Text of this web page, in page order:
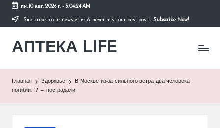
Перейти
содержимому
пн, 10 авг. 2026 г.- 5:04:24 AM
Subscribe to our newsletter & never miss our best posts. Subscribe Now!
АПТЕКА LIFE
сайт
здоровом
Главная Здоровье
В Москве из-за сильного ветра два человека
погибли, 17 — пострадали